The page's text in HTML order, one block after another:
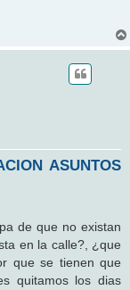
ASUNTOS
de que no existan
en la calle?, ¿que
que se tienen que
quitamos los dias